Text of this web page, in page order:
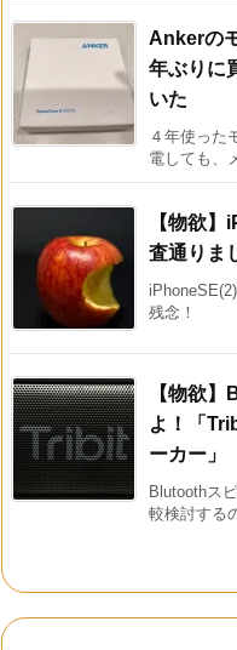
Ankerの
年ぶりに
いた
４年使った
電しても、
【物欲
査通りま
残念！
【物欲
よ！「
ーカー」
Blutoothス
較検討する